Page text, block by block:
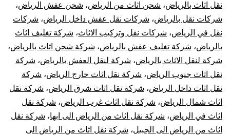
نقل اثاث بالرياض، شحن اثاث من الرياض، شحن عفش الرياض،
شركات نقل بالرياض، شركات نقل عفش داخل الرياض، شركات
نقل في الرياض، شركات نقل وتركيب الاثاث، شركة تغليف اثاث
بالرياض، شركة تغليف عفش بالرياض، شركة شحن اثاث بالرياض،
شركة لنقل الاثاث بالرياض، شركة لنقل العفش بالرياض، شركة
نقل اثاث جنوب الرياض، شركة نقل اثاث خارج الرياض، شركة
نقل اثاث داخل الرياض، شركة نقل اثاث شرق الرياض، شركة نقل
اثاث شمال الرياض، شركة نقل اثاث غرب الرياض، شركة نقل
اثاث في الرياض، شركة نقل اثاث من الرياض الى ابها، شركة نقل
اثاث من الرياض الى الجبيل، شركة نقل اثاث من الرياض الى